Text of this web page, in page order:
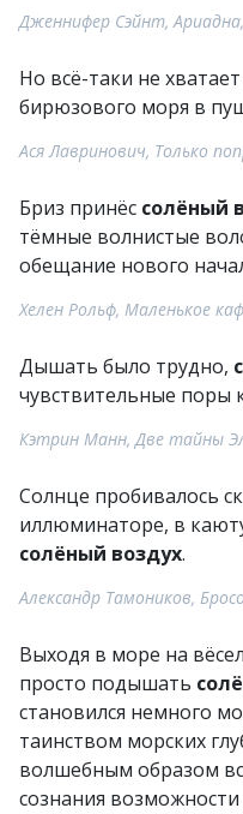
Дженнифер Сэйнт,
Но всё-таки не хватает
бирюзового моря в
Ася Лавринович, Только
Бриз принёс солёный
тёмные волнистые
обещание нового
Хелен Рольф, Маленькое
Дышать было трудно,
чувствительные поры
Кэтрин Манн, Две тайны
Солнце пробивалось
иллюминаторе, в
солёный воздух.
Александр Тамоников,
Выходя в море на
просто подышать
становился немного
таинством морских
волшебным образом
сознания